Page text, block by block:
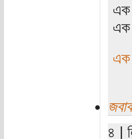
এক
এক
এক
জবাব
৪ |